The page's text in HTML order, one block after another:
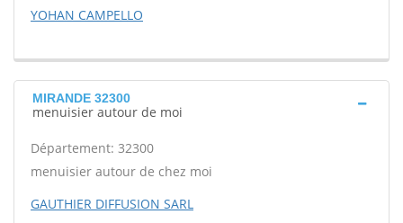
YOHAN CAMPELLO
MIRANDE 32300
menuisier autour de moi
Département: 32300
menuisier autour de chez moi
GAUTHIER DIFFUSION SARL